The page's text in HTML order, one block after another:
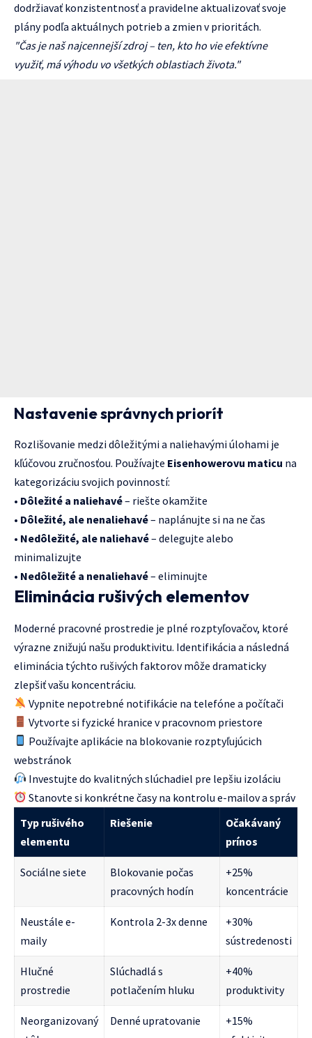
dodržiavať konzistentnosť a pravidelne aktualizovať svoje
plány podľa aktuálnych potrieb a zmien v prioritách.
"Čas je naš najcennejší zdroj – ten, kto ho vie efektívne
využiť, má výhodu vo všetkých oblastiach života."
Nastavenie správnych priorít
Rozlišovanie medzi dôležitými a naliehavými úlohami je
kľúčovou zručnosťou. Používajte Eisenhowerovu maticu na
kategorizáciu svojich povinností:
• Dôležité a naliehavé– riešte okamžite
• Dôležité, ale nenaliehavé– naplánujte si na ne čas
• Nedôležité, ale naliehavé– delegujte alebo
minimalizujte
• Nedôležité a nenaliehavé– eliminujte
Eliminácia rušivých elementov
Moderné pracovné prostredie je plné rozptyľovačov, ktoré
výrazne znižujú našu produktivitu. Identifikácia a následná
eliminácia týchto rušivých faktorov môže dramaticky
zlepšiť vašu koncentráciu.
Vypnite nepotrebné notifikácie na telefóne a počítači
Vytvorte si fyzické hranice v pracovnom priestore
Používajte aplikácie na blokovanie rozptyľujúcich
webstránok
Investujte do kvalitných slúchadiel pre lepšiu izoláciu
Stanovte si konkrétne časy na kontrolu e-mailov a správ
Typ rušivého
elementu
Riešenie
Očakávaný
prínos
Sociálne siete
Blokovanie počas
pracovných hodín
+25%
koncentrácie
Neustále e-
maily
Kontrola 2-3x denne
+30%
sústredenosti
Hlučné
prostredie
Slúchadlá s
potlačením hluku
+40%
produktivity
Neorganizovaný
Denné upratovanie
+15%